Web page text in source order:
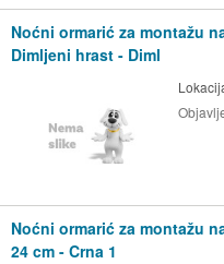
Noćni ormarić za montažu
Dimljeni hrast - Diml
Noćni ormarić za montažu
24 cm - Crna 1